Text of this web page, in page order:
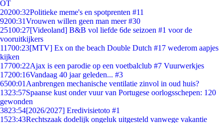
OT
20200:32Politieke meme's en spotprenten #11
9200:31Vrouwen willen geen man meer #30
25100:27[Videoland] B&B vol liefde 6de seizoen #1 voor de
vooruitkijkers
11700:23[MTV] Ex on the beach Double Dutch #17 wederom aapjes
kijken
17700:22Ajax is een parodie op een voetbalclub #7 Vuurwerkjes
17200:16Vandaag 40 jaar geleden... #3
6500:01 Aanbrengen mechanische ventilatie zinvol in oud huis?
1323:57Spaanse kust onder vuur van Portugese oorlogsschepen: 120
gewonden
3823:54[2026/2027] Eredivisietoto #1
1523:43Rechtszaak dodelijk ongeluk uitgesteld vanwege vakantie